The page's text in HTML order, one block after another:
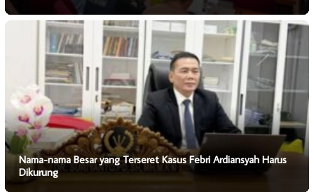
Nama-nama Besar yang Terseret Kasus Febri Ardiansyah Harus
Dikurung